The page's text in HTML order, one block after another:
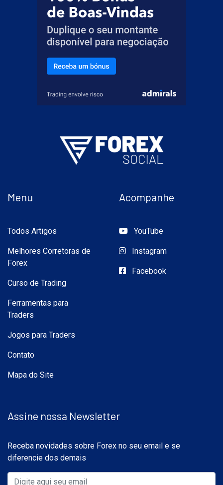
Menu
Todos Artigos
Melhores Corretoras de
Forex
Curso de Trading
Ferramentas para
Traders
Jogos para Traders
Contato
Mapa do Site
Acompanhe
YouTube
Instagram
Facebook
Assine nossa Newsletter
Receba novidades sobre Forex no seu email e se
diferencie dos demais